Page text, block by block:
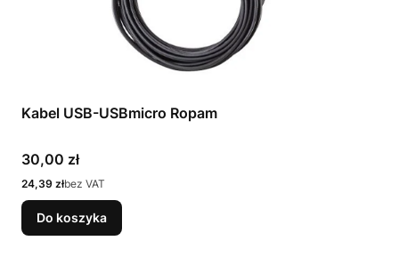
Kabel USB-USBmicro Ropam
Cena
30,00 zł
Cena
24,39 złbez VAT
Do koszyka